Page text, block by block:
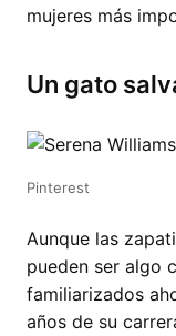
mujeres más
Un gato
Pinterest
Aunque las
pueden ser algo
familiarizados
años de su